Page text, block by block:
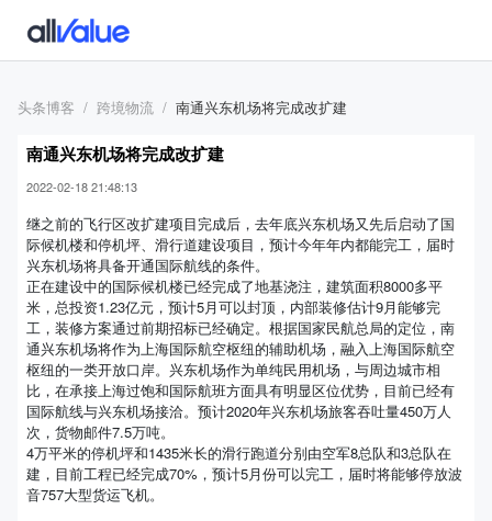
头条博客 跨境物流 南通兴东机场将完成改扩建
南通兴东机场将完成改扩建
2022-02-18 21:48:13
继之前的飞行区改扩建项目完成后，去年底兴东机场又先后启动了国
际候机楼和停机坪、滑行道建设项目，预计今年年内都能完工，届时
兴东机场将具备开通国际航线的条件。
正在建设中的国际候机楼已经完成了地基浇注，建筑面积8000多平
米，总投资1.23亿元，预计5月可以封顶，内部装修估计9月能够完
工，装修方案通过前期招标已经确定。根据国家民航总局的定位，南
通兴东机场将作为上海国际航空枢纽的辅助机场，融入上海国际航空
枢纽的一类开放口岸。兴东机场作为单纯民用机场，与周边城市相
比，在承接上海过饱和国际航班方面具有明显区位优势，目前已经有
国际航线与兴东机场接洽。预计2020年兴东机场旅客吞吐量450万人
次，货物邮件7.5万吨。
4万平米的停机坪和1435米长的滑行跑道分别由空军8总队和3总队在
建，目前工程已经完成70%，预计5月份可以完工，届时将能够停放波
音757大型货运飞机。